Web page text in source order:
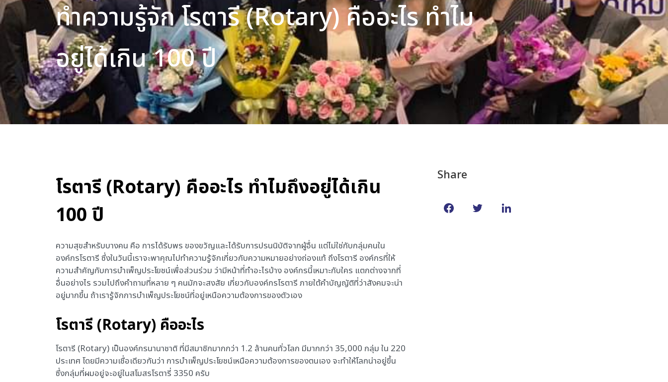
ทำความรู้จัก โรตารี (Rotary) คืออะไร ทำไม
อยู่ได้เกิน 100 ปี
โรตารี (Rotary) คืออะไร ทำไมถึงอยู่ได้เกิน
100 ปี
ความสุขสำหรับบางคน คือ การได้รับพร ของขวัญและได้รับการปรนนิบัติจากผู้อื่น แต่ไม่ใช่กับกลุ่มคนใน
องค์กรโรตารี ซึ่งในวันนี้เราจะพาคุณไปทำความรู้จักเกี่ยวกับความหมายอย่างถ่องแท้ ถึงโรตารี องค์กรที่ให้
ความสำคัญกับการบำเพ็ญประโยชน์เพื่อส่วนร่วม ว่ามีหน้าที่ทำอะไรบ้าง องค์กรนี้เหมาะกับใคร แตกต่างจากที่
อื่นอย่างไร รวมไปถึงคำถามที่หลาย ๆ คนมักจะสงสัย เกี่ยวกับองค์กรโรตารี ภายใต้คำบัญญัติที่ว่าสังคมจะน่า
อยู่มากขึ้น ถ้าเรารู้จักการบำเพ็ญประโยชน์ที่อยู่เหนือความต้องการของตัวเอง
โรตารี (Rotary) คืออะไร
โรตารี (Rotary) เป็นองค์กรนานาชาติ ที่มีสมาชิกมากกว่า 1.2 ล้านคนทั่วโลก มีมากกว่า 35,000 กลุ่ม ใน 220
ประเทศ โดยมีความเชื่อเดียวกันว่า การบำเพ็ญประโยชน์เหนือความต้องการของตนเอง จะทำให้โลกน่าอยู่ขึ้น
ซึ่งกลุ่มที่ผมอยู่จะอยู่ในสโมสรโรตารี่ 3350 ครับ
Share